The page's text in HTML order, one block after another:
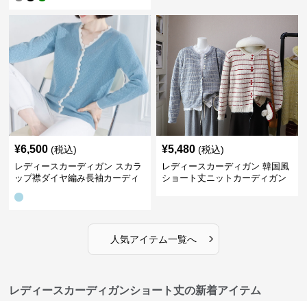
¥6,500 (税込)
レディースカーディガン スカラ
ップ襟ダイヤ編み長袖カーディ
¥5,480 (税込)
レディースカーディガン 韓国風
ショート丈ニットカーディガン
人気アイテム一覧へ ›
レディースカーディガンショート丈の新着アイテム